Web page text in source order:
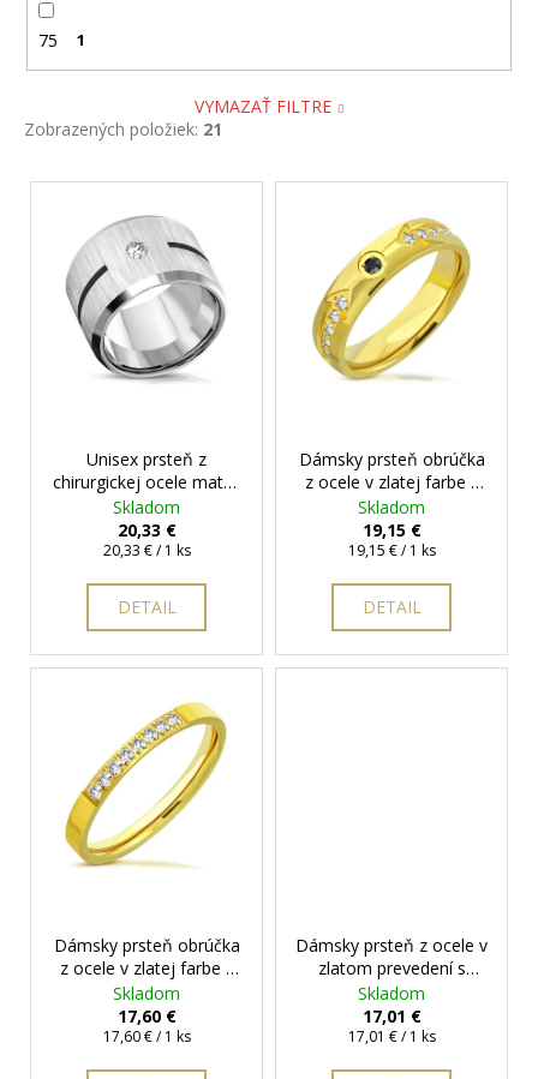
75 1
VYMAZAŤ FILTRE
Zobrazených položiek: 21
V
Unisex prsteň z
chirurgickej ocele matný
s očkom+ darčeková
krabička zadarmo
Skladom
20,33 €
Jednotková
20,33 € / 1 ks
DETAIL
Dámsky prsteň obrúčka
z ocele v zlatej farbe s
čiernym očkom
darčeková krabička
zadarmo
Skladom
19,15 €
Jednotková
19,15 € / 1 ks
DETAIL
Dámsky prsteň obrúčka
z ocele v zlatej farbe s
očkami+ darčeková
krabička zadarmo
Skladom
17,60 €
Jednotková
17,60 € / 1 ks
Dámsky prsteň z ocele v
zlatom prevedení s
čírymi očkami
darčeková krabička
zadarmo
Skladom
17,01 €
Jednotková
17,01 € / 1 ks